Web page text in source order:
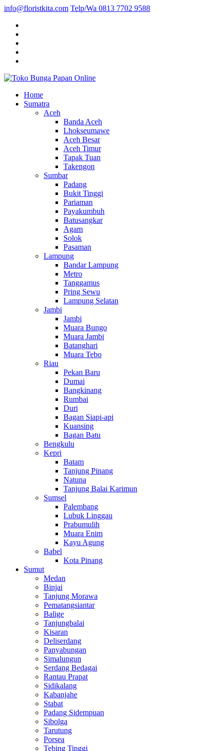
info@floristkita.com Telp/Wa 0813 7702 9588
Toko Bunga Papan Online
Karangan Bunga Kirim Langsung – Cepat di Medan
Home
Sumatra
Aceh
Banda Aceh
Lhokseumawe
Aceh Besar
Aceh Timur
Tapak Tuan
Takengon
Sumbar
Padang
Bukit Tinggi
Pariaman
Payakumbuh
Batusangkar
Agam
Solok
Pasaman
Lampung
Bandar Lampung
Metro
Tanggamus
Pring Sewu
Lampung Selatan
Jambi
Jambi
Muara Bungo
Muara Jambi
Batanghari
Muara Tebo
Riau
Pekan Baru
Dumai
Bangkinang
Rumbai
Duri
Bagan Siapi-api
Kuansing
Bagan Batu
Bengkulu
Kepri
Batam
Tanjung Pinang
Natuna
Tanjung Balai Karimun
Sumsel
Palembang
Lubuk Linggau
Prabumulih
Muara Enim
Kayu Agung
Babel
Kota Pinang
Sumut
Medan
Binjai
Tanjung Morawa
Pematangsiantar
Balige
Tanjungbalai
Kisaran
Deliserdang
Panyabungan
Simalungun
Serdang Bedagai
Rantau Prapat
Sidikalang
Kabanjahe
Stabat
Padang Sidempuan
Sibolga
Tarutung
Porsea
Tebing Tinggi